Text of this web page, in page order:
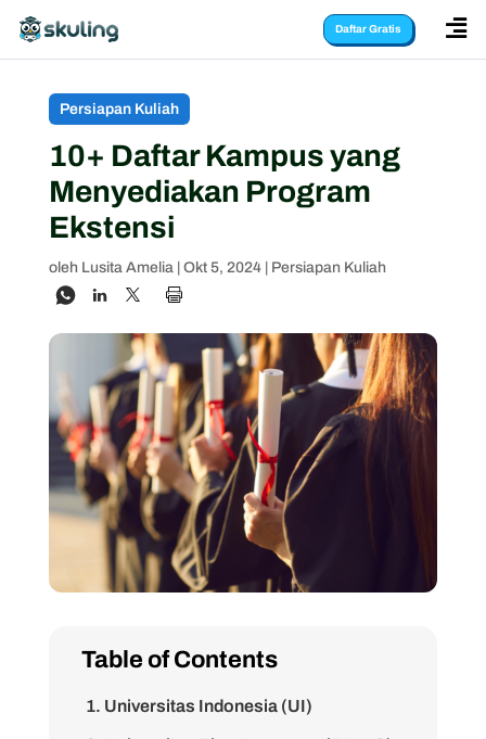
Daftar Gratis 
Persiapan Kuliah
10+ Daftar Kampus yang
Menyediakan Program
Ekstensi
oleh Lusita Amelia| Okt 5, 2024| Persiapan Kuliah
Table of Contents
1. Universitas Indonesia (UI)